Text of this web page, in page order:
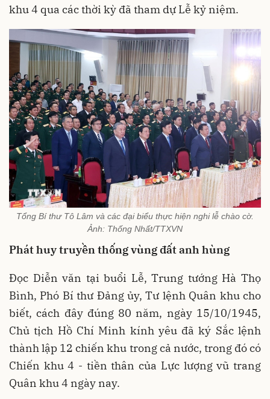
khu 4 qua các thời kỳ đã tham dự Lễ kỷ niệm.
Tổng Bí thư Tô Lâm và các đại biểu thực hiện nghi lễ chào cờ.
Ảnh: Thống Nhất/TTXVN
Phát huy truyền thống vùng đất anh hùng
Đọc Diễn văn tại buổi Lễ, Trung tướng Hà Thọ
Bình, Phó Bí thư Đảng ủy, Tư lệnh Quân khu cho
biết, cách đây đúng 80 năm, ngày 15/10/1945,
Chủ tịch Hồ Chí Minh kính yêu đã ký Sắc lệnh
thành lập 12 chiến khu trong cả nước, trong đó có
Chiến khu 4 - tiền thân của Lực lượng vũ trang
Quân khu 4 ngày nay.